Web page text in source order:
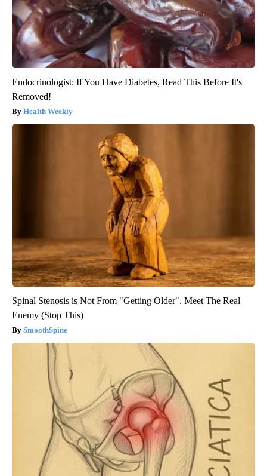
Endocrinologist: If You Have Diabetes, Read This Before It's
Removed!
Health Weekly
Spinal Stenosis is Not From "Getting Older". Meet The Real
Enemy (Stop This)
SmoothSpine